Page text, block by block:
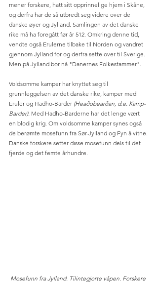
mener forskere, hatt sitt opprinnelige hjem i Skåne,
og derfra har de så utbredt seg videre over de
danske øyer og Jylland. Samlingen av det danske
rike må ha foregått før år 512. Omkring denne tid,
vendte også Erulerne tilbake til Norden og vandret
gjennom Jylland for og derfra sette over til Sverige.
Men på Jylland bor nå "Danernes Folkestammer".
Voldsomme kamper har knyttet seg til
grunnleggelsen av det danske rike, kamper med
Eruler og Hadho-Barder (Heaðobearðan, d.e. Kamp-
Barder). Med Hadho-Barderne har det lenge vært
en blodig krig. Om voldsomme kamper synes også
de berømte mosefunn fra Sør-Jylland og Fyn å vitne.
Danske forskere setter disse mosefunn dels til det
fjerde og det femte århundre.